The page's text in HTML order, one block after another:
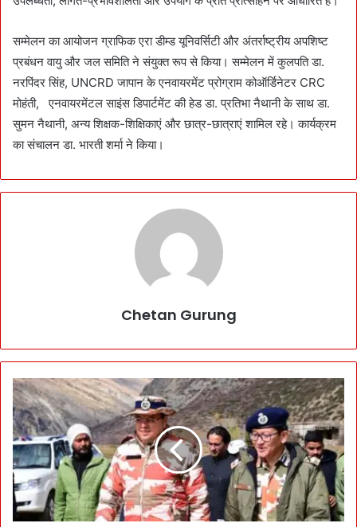
सम्मेलन का आयोजन ग्राफिक एरा डीम्ड यूनिवर्सिटी और अंतर्राष्ट्रीय अपशिष्ट
प्रबंधन वायु और जल समिति ने संयुक्त रूप से किया। सम्मेलन में कुलपति डा.
नरपिंदर सिंह, UNCRD जापान के एनवायरमेंट प्रोग्राम कोऑर्डिनेटर CRC
मोहंती, एनवायरमेंटल साइंस डिपार्टमेंट की हेड डा. प्रतिभा नैथानी के साथ डा.
सुमन नैथानी, अन्य शिक्षक-शिक्षिकाएं और छात्र-छात्राएं शामिल रहे। कार्यक्रम
का संचालन डा. भारती शर्मा ने किया।
Chetan Gurung
स
र्द
सु
ब
ह
C
M
पु
ष्क